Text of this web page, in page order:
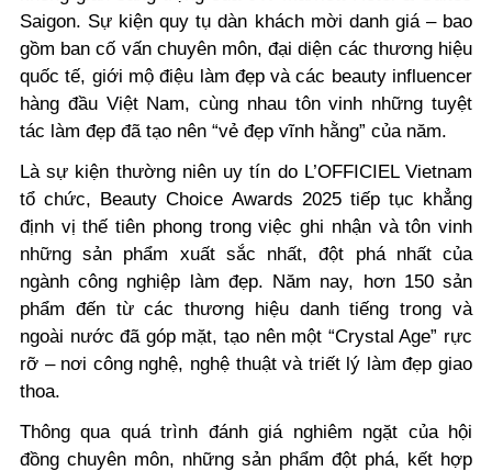
Saigon. Sự kiện quy tụ dàn khách mời danh giá – bao
gồm ban cố vấn chuyên môn, đại diện các thương hiệu
quốc tế, giới mộ điệu làm đẹp và các beauty influencer
hàng đầu Việt Nam, cùng nhau tôn vinh những tuyệt
tác làm đẹp đã tạo nên “vẻ đẹp vĩnh hằng” của năm.
Là sự kiện thường niên uy tín do L’OFFICIEL Vietnam
tổ chức, Beauty Choice Awards 2025 tiếp tục khẳng
định vị thế tiên phong trong việc ghi nhận và tôn vinh
những sản phẩm xuất sắc nhất, đột phá nhất của
ngành công nghiệp làm đẹp. Năm nay, hơn 150 sản
phẩm đến từ các thương hiệu danh tiếng trong và
ngoài nước đã góp mặt, tạo nên một “Crystal Age” rực
rỡ – nơi công nghệ, nghệ thuật và triết lý làm đẹp giao
thoa.
Thông qua quá trình đánh giá nghiêm ngặt của hội
đồng chuyên môn, những sản phẩm đột phá, kết hợp